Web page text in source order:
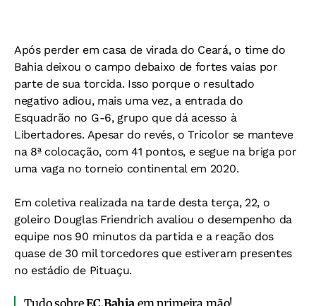
Após perder em casa de virada do Ceará, o time do
Bahia deixou o campo debaixo de fortes vaias por
parte de sua torcida. Isso porque o resultado
negativo adiou, mais uma vez, a entrada do
Esquadrão no G-6, grupo que dá acesso à
Libertadores. Apesar do revés, o Tricolor se manteve
na 8ª colocação, com 41 pontos, e segue na briga por
uma vaga no torneio continental em 2020.
Em coletiva realizada na tarde desta terça, 22, o
goleiro Douglas Friendrich avaliou o desempenho da
equipe nos 90 minutos da partida e a reação dos
quase de 30 mil torcedores que estiveram presentes
no estádio de Pituaçu.
Tudo sobreEC.Bahiaem primeira mão!